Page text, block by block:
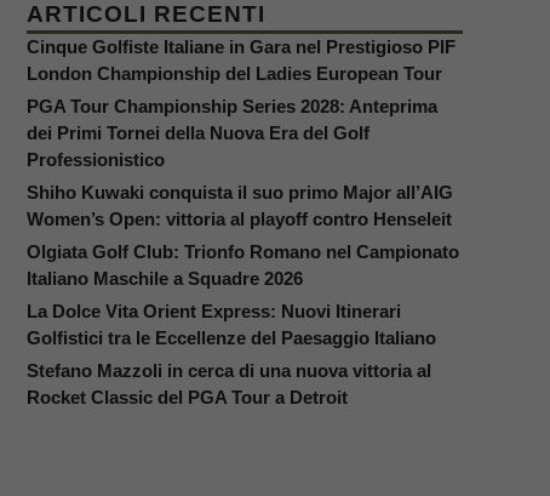
ARTICOLI RECENTI
Cinque Golfiste Italiane in Gara nel Prestigioso PIF
London Championship del Ladies European Tour
PGA Tour Championship Series 2028: Anteprima
dei Primi Tornei della Nuova Era del Golf
Professionistico
Shiho Kuwaki conquista il suo primo Major all’AIG
Women’s Open: vittoria al playoff contro Henseleit
Olgiata Golf Club: Trionfo Romano nel Campionato
Italiano Maschile a Squadre 2026
La Dolce Vita Orient Express: Nuovi Itinerari
Golfistici tra le Eccellenze del Paesaggio Italiano
Stefano Mazzoli in cerca di una nuova vittoria al
Rocket Classic del PGA Tour a Detroit